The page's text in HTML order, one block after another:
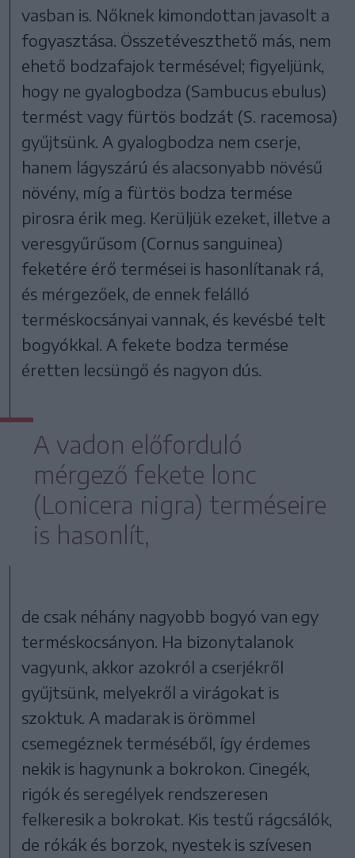
vasban is. Nőknek kimondottan javasolt a
fogyasztása. Összetéveszthető más, nem
ehető bodzafajok termésével; figyeljünk,
hogy ne gyalogbodza (Sambucus ebulus)
termést vagy fürtös bodzát (S. racemosa)
gyűjtsünk. A gyalogbodza nem cserje,
hanem lágyszárú és alacsonyabb növésű
növény, míg a fürtös bodza termése
pirosra érik meg. Kerüljük ezeket, illetve a
veresgyűrűsom (Cornus sanguinea)
feketére érő termései is hasonlítanak rá,
és mérgezőek, de ennek felálló
terméskocsányai vannak, és kevésbé telt
bogyókkal. A fekete bodza termése
éretten lecsüngő és nagyon dús.
A vadon előforduló
mérgező fekete lonc
(Lonicera nigra) terméseire
is hasonlít,
de csak néhány nagyobb bogyó van egy
terméskocsányon. Ha bizonytalanok
vagyunk, akkor azokról a cserjékről
gyűjtsünk, melyekről a virágokat is
szoktuk. A madarak is örömmel
csemegéznek terméséből, így érdemes
nekik is hagynunk a bokrokon. Cinegék,
rigók és seregélyek rendszeresen
felkeresik a bokrokat. Kis testű rágcsálók,
de rókák és borzok, nyestek is szívesen